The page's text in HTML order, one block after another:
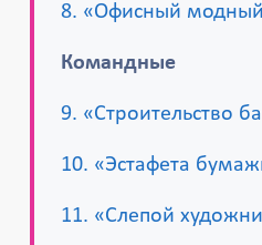
8. «Офисный
Командные
9. «Строительство
10. «Эстафета
11. «Слепой